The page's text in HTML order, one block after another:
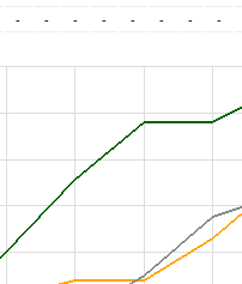
- - - - - - - -